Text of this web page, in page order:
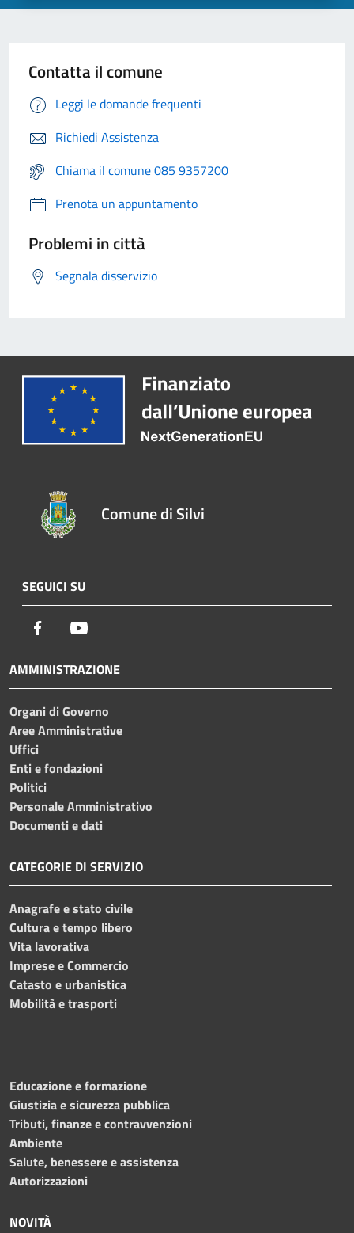
Contatta il comune
Leggi le domande frequenti
Richiedi Assistenza
Chiama il comune 085 9357200
Prenota un appuntamento
Problemi in città
Segnala disservizio
Comune di Silvi
SEGUICI SU
Facebook
AMMINISTRAZIONE
Organi di Governo
Aree Amministrative
Uffici
Enti e fondazioni
Politici
Personale Amministrativo
Documenti e dati
CATEGORIE DI SERVIZIO
Anagrafe e stato civile
Cultura e tempo libero
Vita lavorativa
Imprese e Commercio
Catasto e urbanistica
Mobilità e trasporti
Educazione e formazione
Giustizia e sicurezza pubblica
Tributi, finanze e contravvenzioni
Ambiente
Salute, benessere e assistenza
Autorizzazioni
NOVITÀ